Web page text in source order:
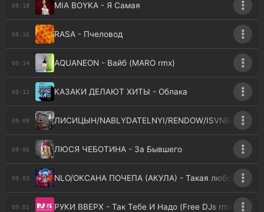
09:18 MIA BOYKA - Я Самая
09:16 RASA - Пчеловод
09:14 AQUANEON - Вайб (MARO rmx)
09:12 КАЗАКИ ДЕЛАЮТ ХИТЫ - Облака
09:09 ЛИСИЦЫН/NABLYDATELNYI/RENDOW/ISVNBITOV -
09:06 ЛЮСЯ ЧЕБОТИНА - За Бывшего
09:03 NLO/ОКСАНА ПОЧЕПА (АКУЛА) - Такая любовь
09:01 РУКИ ВВЕРХ - Так Тебе И Надо (Free DJs rmx)